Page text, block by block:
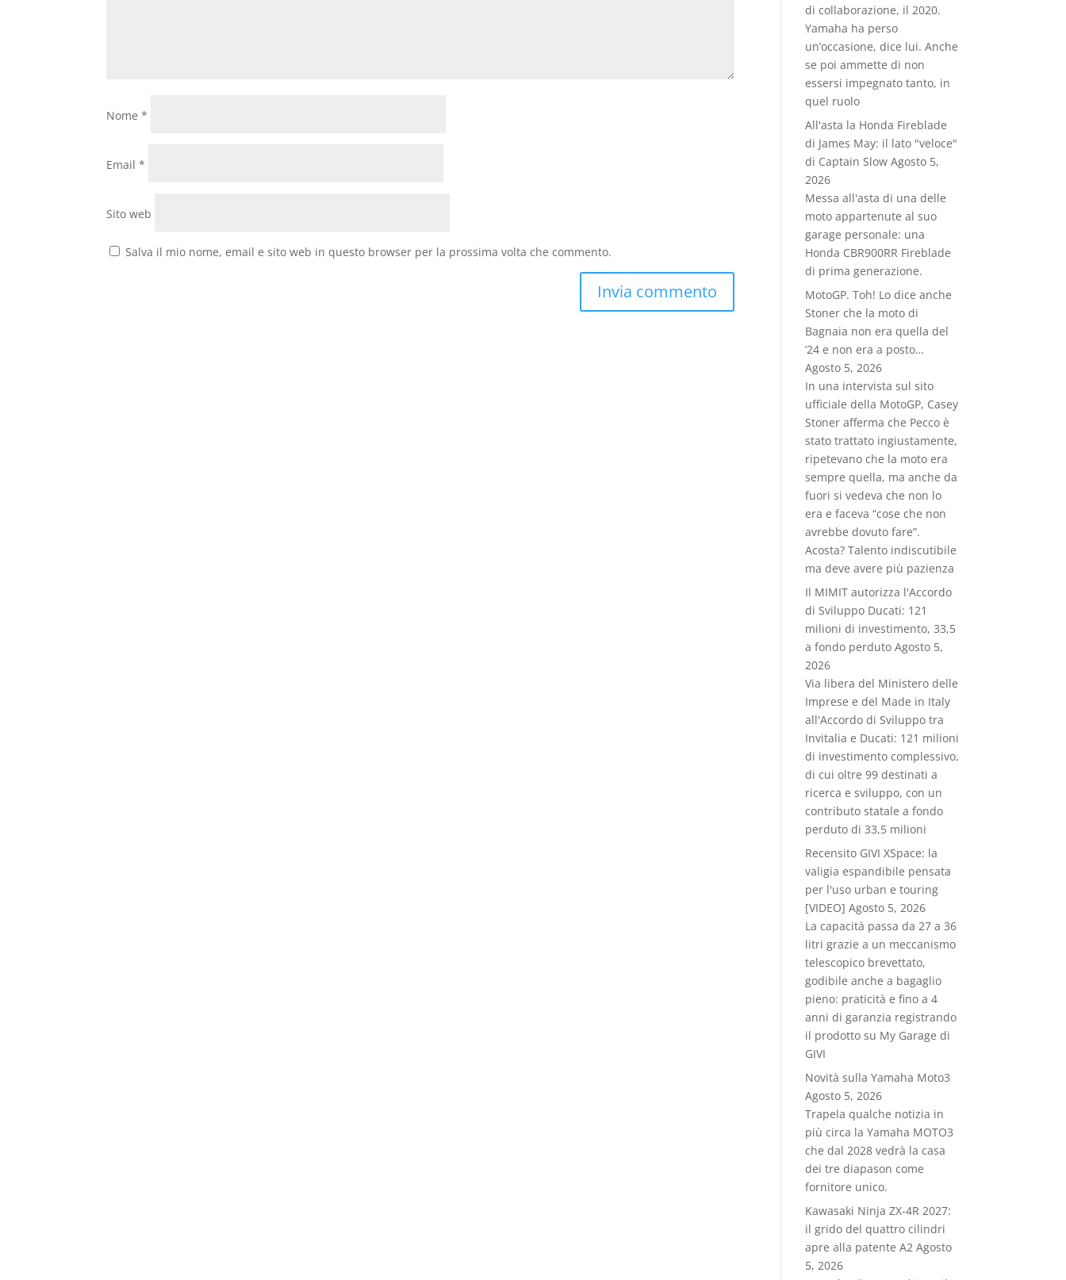
Nome*
Email*
Sito web
Salva il mio nome, email e sito web in questo browser per la prossima volta che commento.
di collaborazione, il 2020.
Yamaha ha perso
un’occasione, dice lui. Anche
se poi ammette di non
essersi impegnato tanto, in
quel ruolo
All'asta la Honda Fireblade
di James May: il lato "veloce"
di Captain Slow Agosto 5,
2026
Messa all'asta di una delle
moto appartenute al suo
garage personale: una
Honda CBR900RR Fireblade
di prima generazione.
MotoGP. Toh! Lo dice anche
Stoner che la moto di
Bagnaia non era quella del
’24 e non era a posto…
Agosto 5, 2026
In una intervista sul sito
ufficiale della MotoGP, Casey
Stoner afferma che Pecco è
stato trattato ingiustamente,
ripetevano che la moto era
sempre quella, ma anche da
fuori si vedeva che non lo
era e faceva “cose che non
avrebbe dovuto fare”.
Acosta? Talento indiscutibile
ma deve avere più pazienza
Il MIMIT autorizza l'Accordo
di Sviluppo Ducati: 121
milioni di investimento, 33,5
a fondo perduto Agosto 5,
2026
Via libera del Ministero delle
Imprese e del Made in Italy
all'Accordo di Sviluppo tra
Invitalia e Ducati: 121 milioni
di investimento complessivo,
di cui oltre 99 destinati a
ricerca e sviluppo, con un
contributo statale a fondo
perduto di 33,5 milioni
Recensito GIVI XSpace: la
valigia espandibile pensata
per l'uso urban e touring
[VIDEO] Agosto 5, 2026
La capacità passa da 27 a 36
litri grazie a un meccanismo
telescopico brevettato,
godibile anche a bagaglio
pieno: praticità e fino a 4
anni di garanzia registrando
il prodotto su My Garage di
GIVI
Novità sulla Yamaha Moto3
Agosto 5, 2026
Trapela qualche notizia in
più circa la Yamaha MOTO3
che dal 2028 vedrà la casa
dei tre diapason come
fornitore unico.
Kawasaki Ninja ZX-4R 2027:
il grido del quattro cilindri
apre alla patente A2 Agosto
5, 2026